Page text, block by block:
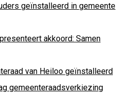
geïnstalleerd in gemeente
akkoord: Samen
van Heiloo geïnstalleerd
gemeenteraadsverkiezing